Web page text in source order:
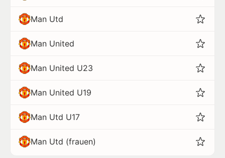
Man Utd
Man United
Man United U23
Man United U19
Man Utd U17
Man Utd (frauen)